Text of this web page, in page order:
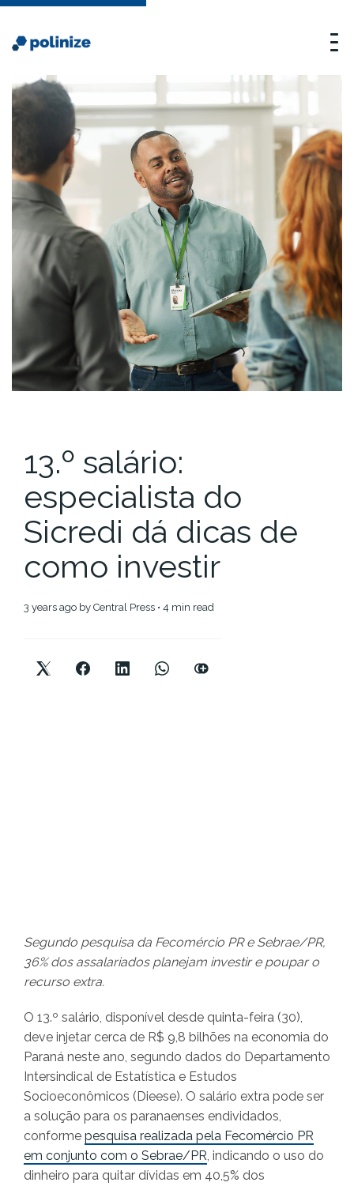
13.º salário:
especialista do
Sicredi dá dicas de
como investir
3 years ago by Central Press • 4 min read
Segundo pesquisa da Fecomércio PR e Sebrae/PR,
36% dos assalariados planejam investir e poupar o
recurso extra.
O 13.º salário, disponível desde quinta-feira (30),
deve injetar cerca de R$ 9,8 bilhões na economia do
Paraná neste ano, segundo dados do Departamento
Intersindical de Estatística e Estudos
Socioeconômicos (Dieese). O salário extra pode ser
a solução para os paranaenses endividados,
conforme pesquisa realizada pela Fecomércio PR
em conjunto com o Sebrae/PR , indicando o uso do
dinheiro para quitar dívidas em 40,5% dos